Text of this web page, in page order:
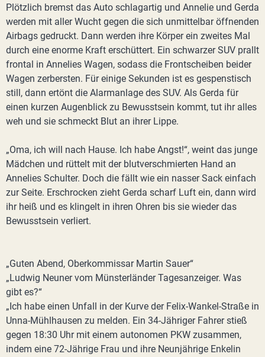
Plötzlich bremst das Auto schlagartig und Annelie und Gerda
werden mit aller Wucht gegen die sich unmittelbar öffnenden
Airbags gedruckt. Dann werden ihre Körper ein zweites Mal
durch eine enorme Kraft erschüttert. Ein schwarzer SUV prallt
frontal in Annelies Wagen, sodass die Frontscheiben beider
Wagen zerbersten. Für einige Sekunden ist es gespenstisch
still, dann ertönt die Alarmanlage des SUV. Als Gerda für
einen kurzen Augenblick zu Bewusstsein kommt, tut ihr alles
weh und sie schmeckt Blut an ihrer Lippe.
„Oma, ich will nach Hause. Ich habe Angst!“, weint das junge
Mädchen und rüttelt mit der blutverschmierten Hand an
Annelies Schulter. Doch die fällt wie ein nasser Sack einfach
zur Seite. Erschrocken zieht Gerda scharf Luft ein, dann wird
ihr heiß und es klingelt in ihren Ohren bis sie wieder das
Bewusstsein verliert.
„Guten Abend, Oberkommissar Martin Sauer“
„Ludwig Neuner vom Münsterländer Tagesanzeiger. Was
gibt es?“
„Ich habe einen Unfall in der Kurve der Felix-Wankel-Straße in
Unna-Mühlhausen zu melden. Ein 34-Jähriger Fahrer stieß
gegen 18:30 Uhr mit einem autonomen PKW zusammen,
indem eine 72-Jährige Frau und ihre Neunjährige Enkelin